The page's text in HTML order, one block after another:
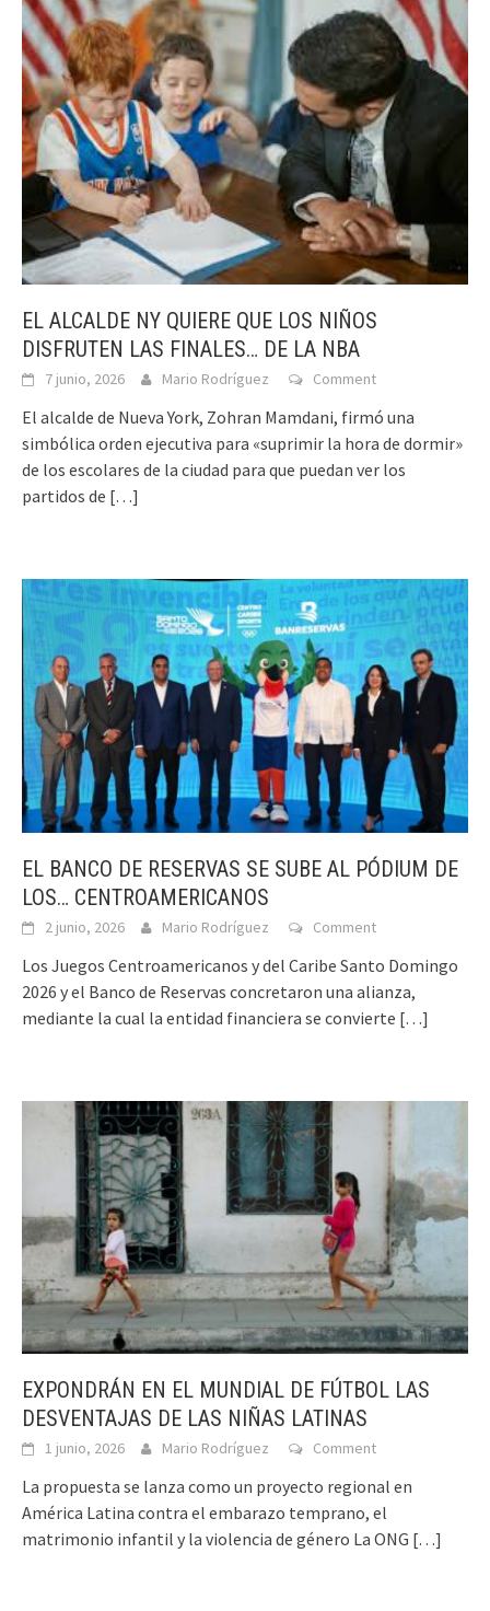
EL ALCALDE NY QUIERE QUE LOS NIÑOS
DISFRUTEN LAS FINALES… DE LA NBA
7 junio, 2026 Mario Rodríguez Comment
El alcalde de Nueva York, Zohran Mamdani, firmó una
simbólica orden ejecutiva para «suprimir la hora de dormir»
de los escolares de la ciudad para que puedan ver los
partidos de […]
EL BANCO DE RESERVAS SE SUBE AL PÓDIUM DE
LOS… CENTROAMERICANOS
2 junio, 2026 Mario Rodríguez Comment
Los Juegos Centroamericanos y del Caribe Santo Domingo
2026 y el Banco de Reservas concretaron una alianza,
mediante la cual la entidad financiera se convierte […]
EXPONDRÁN EN EL MUNDIAL DE FÚTBOL LAS
DESVENTAJAS DE LAS NIÑAS LATINAS
1 junio, 2026 Mario Rodríguez Comment
La propuesta se lanza como un proyecto regional en
América Latina contra el embarazo temprano, el
matrimonio infantil y la violencia de género La ONG […]